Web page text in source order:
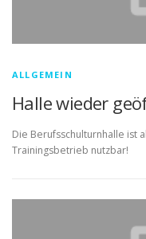
ALLGEMEIN
Halle wieder
Die Berufsschulturnhalle ist
Trainingsbetrieb nutzbar!